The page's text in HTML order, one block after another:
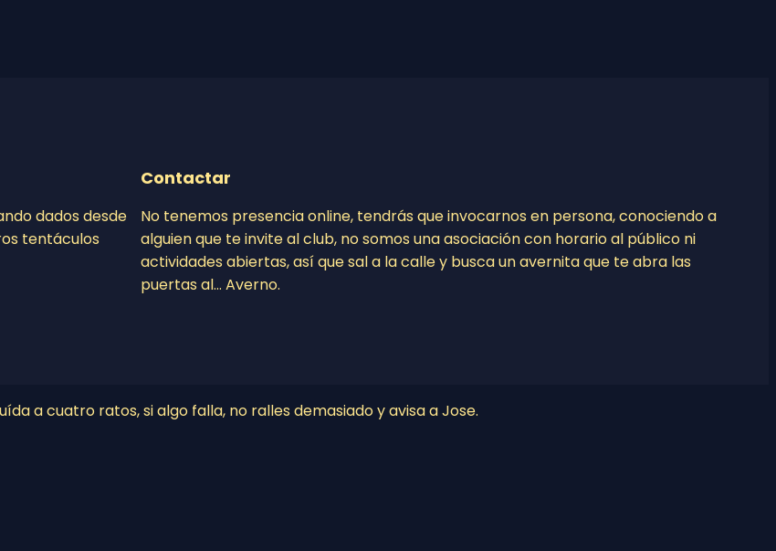
dados desde
tentáculos
Contactar
No tenemos presencia online, tendrás que invocarnos en persona, conociendo a
alguien que te invite al club, no somos una asociación con horario al público ni
actividades abiertas, así que sal a la calle y busca un avernita que te abra las
puertas al… Averno.
a cuatro ratos, si algo falla, no ralles demasiado y avisa a Jose.